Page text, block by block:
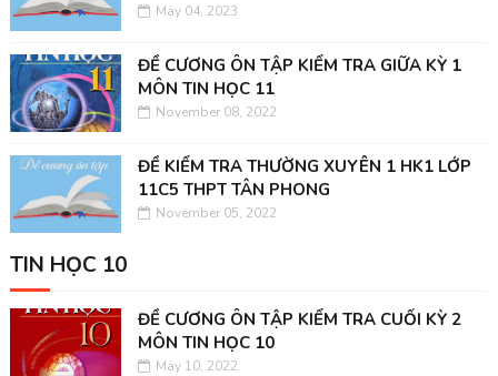
May 04, 2023
ĐỀ CƯƠNG ÔN TẬP KIỂM TRA GIỮA KỲ 1
MÔN TIN HỌC 11
November 08, 2022
ĐỀ KIỂM TRA THƯỜNG XUYÊN 1 HK1 LỚP
11C5 THPT TÂN PHONG
November 05, 2022
TIN HỌC 10
ĐỀ CƯƠNG ÔN TẬP KIỂM TRA CUỐI KỲ 2
MÔN TIN HỌC 10
May 10, 2022